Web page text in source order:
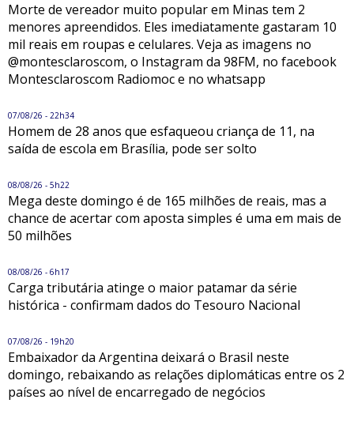
Morte de vereador muito popular em Minas tem 2
menores apreendidos. Eles imediatamente gastaram 10
mil reais em roupas e celulares. Veja as imagens no
@montesclaroscom, o Instagram da 98FM, no facebook
Montesclaroscom Radiomoc e no whatsapp
07/08/26 - 22h34
Homem de 28 anos que esfaqueou criança de 11, na
saída de escola em Brasília, pode ser solto
08/08/26 - 5h22
Mega deste domingo é de 165 milhões de reais, mas a
chance de acertar com aposta simples é uma em mais de
50 milhões
08/08/26 - 6h17
Carga tributária atinge o maior patamar da série
histórica - confirmam dados do Tesouro Nacional
07/08/26 - 19h20
Embaixador da Argentina deixará o Brasil neste
domingo, rebaixando as relações diplomáticas entre os 2
países ao nível de encarregado de negócios